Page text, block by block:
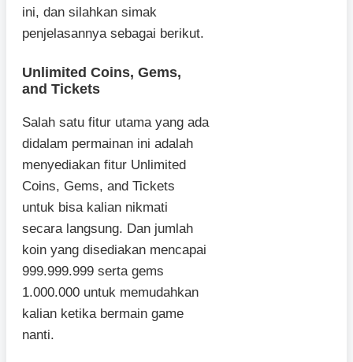
ini, dan silahkan simak
penjelasannya sebagai berikut.
Unlimited Coins, Gems,
and Tickets
Salah satu fitur utama yang ada
didalam permainan ini adalah
menyediakan fitur Unlimited
Coins, Gems, and Tickets
untuk bisa kalian nikmati
secara langsung. Dan jumlah
koin yang disediakan mencapai
999.999.999 serta gems
1.000.000 untuk memudahkan
kalian ketika bermain game
nanti.